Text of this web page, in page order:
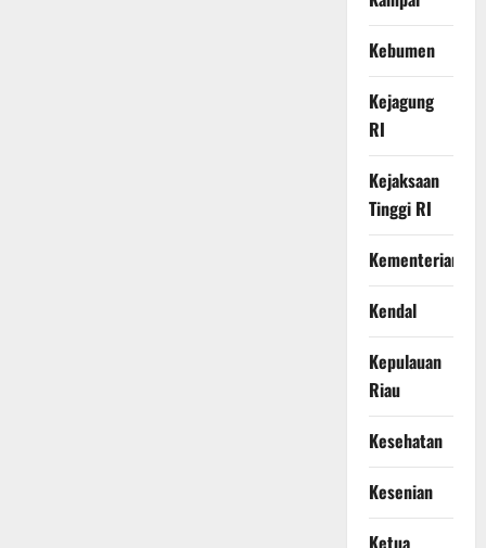
Kebumen
Kejagung
RI
Kejaksaan
Tinggi RI
Kementerian
Kendal
Kepulauan
Riau
Kesehatan
Kesenian